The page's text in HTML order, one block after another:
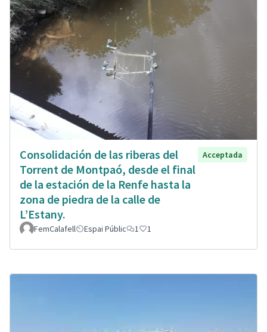
Consolidación de las riberas del
Torrent de Montpaó, desde el final
de la estación de la Renfe hasta la
zona de piedra de la calle de
L’Estany.
Acceptada
FemCalafell Espai Públic 1 1